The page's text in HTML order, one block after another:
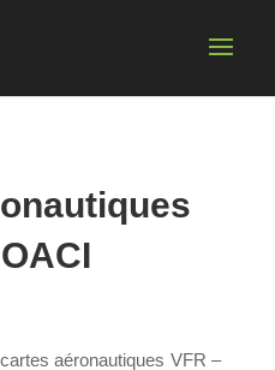
aéronautiques VFR –